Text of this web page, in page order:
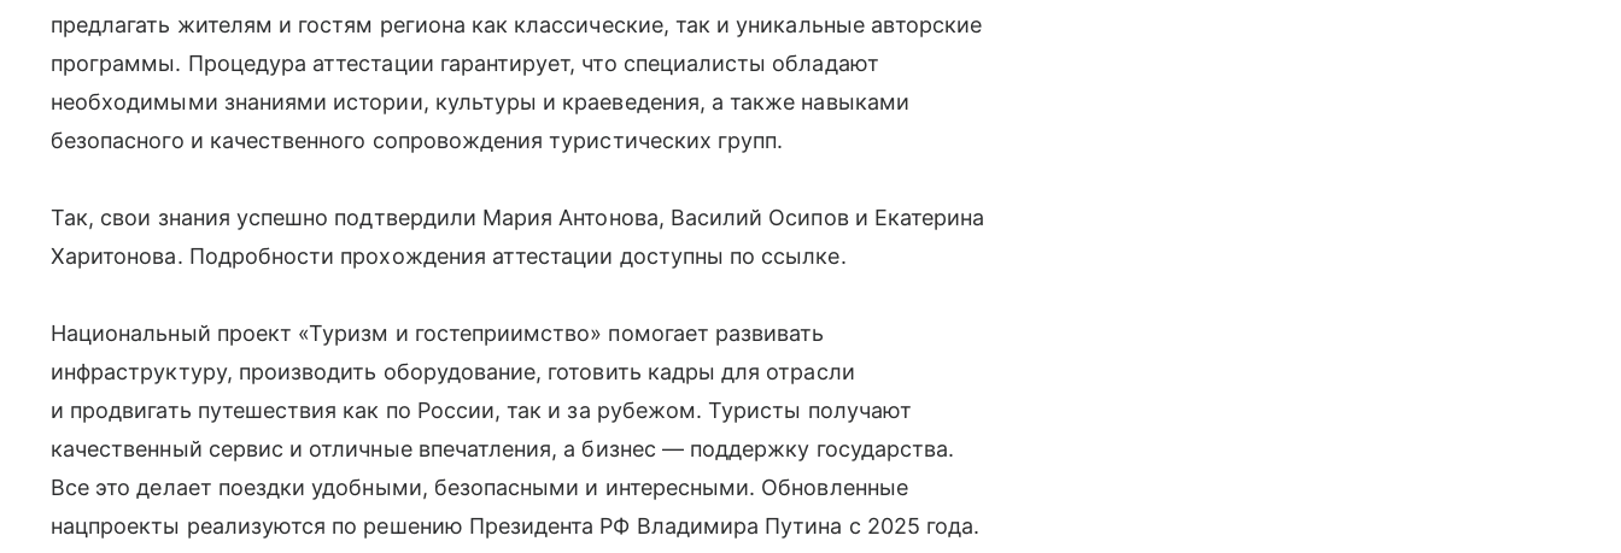
предлагать жителям и гостям региона как классические, так и уникальные авторские
программы. Процедура аттестации гарантирует, что специалисты обладают
необходимыми знаниями истории, культуры и краеведения, а также навыками
безопасного и качественного сопровождения туристических групп.
Так, свои знания успешно подтвердили Мария Антонова, Василий Осипов и Екатерина
Харитонова. Подробности прохождения аттестации доступны по ссылке.
Национальный проект «Туризм и гостеприимство» помогает развивать
инфраструктуру, производить оборудование, готовить кадры для отрасли
и продвигать путешествия как по России, так и за рубежом. Туристы получают
качественный сервис и отличные впечатления, а бизнес — поддержку государства.
Все это делает поездки удобными, безопасными и интересными. Обновленные
нацпроекты реализуются по решению Президента РФ Владимира Путина с 2025 года.